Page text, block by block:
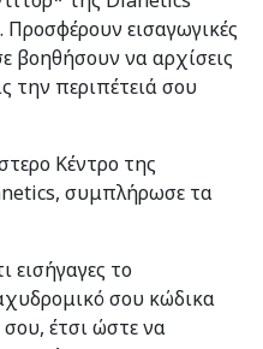
εισαγωγικές
βοηθήσουν να αρχίσεις
την περιπέτειά σου
Κέντρο της
συμπλήρωσε τα
εισήγαγες το
σου κώδικα
έτσι ώστε να